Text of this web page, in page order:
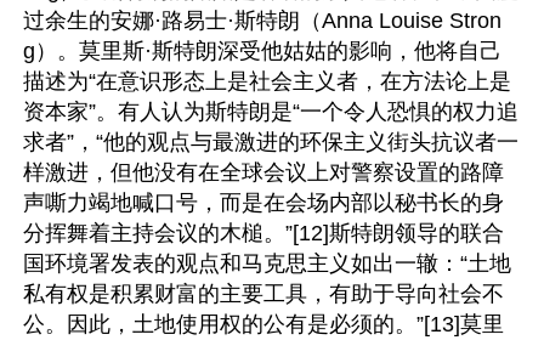
过余生的安娜·路易士·斯特朗（Anna Louise Stron
g）。莫里斯·斯特朗深受他姑姑的影响，他将自己
描述为“在意识形态上是社会主义者，在方法论上是
资本家”。有人认为斯特朗是“一个令人恐惧的权力追
求者”，“他的观点与最激进的环保主义街头抗议者一
样激进，但他没有在全球会议上对警察设置的路障
声嘶力竭地喊口号，而是在会场内部以秘书长的身
分挥舞着主持会议的木槌。”[12]斯特朗领导的联合
国环境署发表的观点和马克思主义如出一辙：“土地
私有权是积累财富的主要工具，有助于导向社会不
公。因此，土地使用权的公有是必须的。”[13]莫里